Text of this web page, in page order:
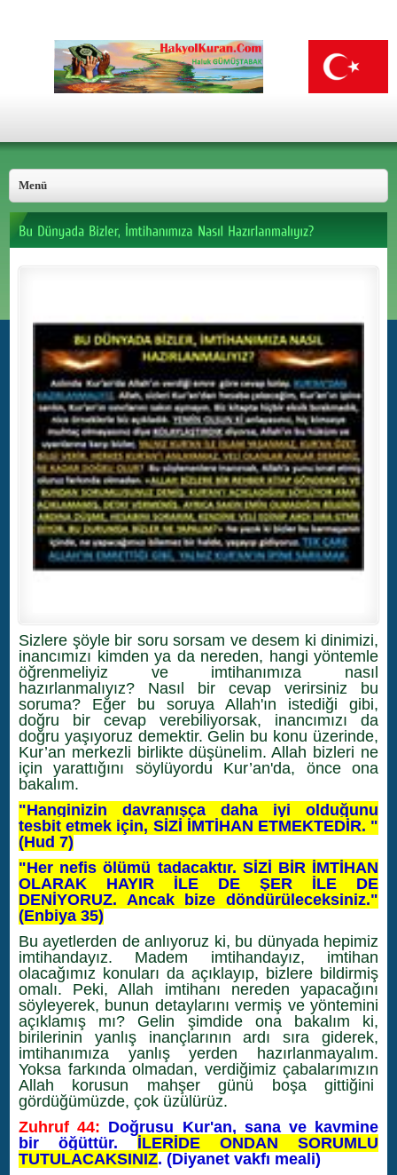
Sizlere şöyle bir soru sorsam ve desem ki dinimizi,
inancımızı kimden ya da nereden, hangi yöntemle
öğrenmeliyiz ve imtihanımıza nasıl
hazırlanmalıyız? Nasıl bir cevap verirsiniz bu
soruma? Eğer bu soruya Allah'ın istediği gibi,
doğru bir cevap verebiliyorsak, inancımızı da
doğru yaşıyoruz demektir. Gelin bu konu üzerinde,
Kur’an merkezli birlikte düşünelim. Allah bizleri ne
için yarattığını söylüyordu Kur’an'da, önce ona
bakalım.
"Hanginizin davranışça daha iyi olduğunu
tesbit etmek için, SİZİ İMTİHAN ETMEKTEDİR. "
(Hud 7)
"Her nefis ölümü tadacaktır. SİZİ BİR İMTİHAN
OLARAK HAYIR İLE DE ŞER İLE DE
DENİYORUZ. Ancak bize döndürüleceksiniz."
(Enbiya 35)
Bu ayetlerden de anlıyoruz ki, bu dünyada hepimiz
imtihandayız. Madem imtihandayız, imtihan
olacağımız konuları da açıklayıp, bizlere bildirmiş
omalı. Peki, Allah imtihanı nereden yapacağını
söyleyerek, bunun detaylarını vermiş ve yöntemini
açıklamış mı? Gelin şimdide ona bakalım ki,
birilerinin yanlış inançlarının ardı sıra giderek,
imtihanımıza yanlış yerden hazırlanmayalım.
Yoksa farkında olmadan, verdiğimiz çabalarımızın
Allah korusun mahşer günü boşa gittiğini
gördüğümüzde, çok üzülürüz.
Zuhruf 44: Doğrusu Kur'an, sana ve kavmine
bir öğüttür. İLERİDE ONDAN SORUMLU
TUTULACAKSINIZ. (Diyanet vakfı meali)